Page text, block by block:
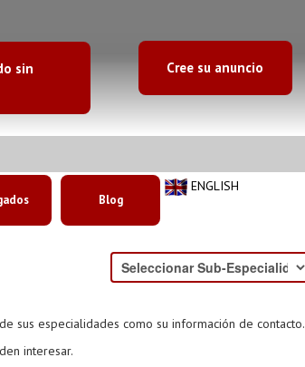
sin
Cree su anuncio
ENGLISH
Blog
sus especialidades como su información de contacto.
interesar.